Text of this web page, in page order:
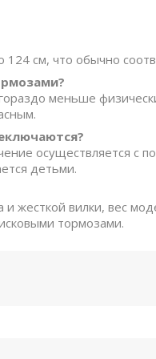
см, что обычно
меньше
осуществляется с
детьми.
жесткой вилки, вес
тормозами.